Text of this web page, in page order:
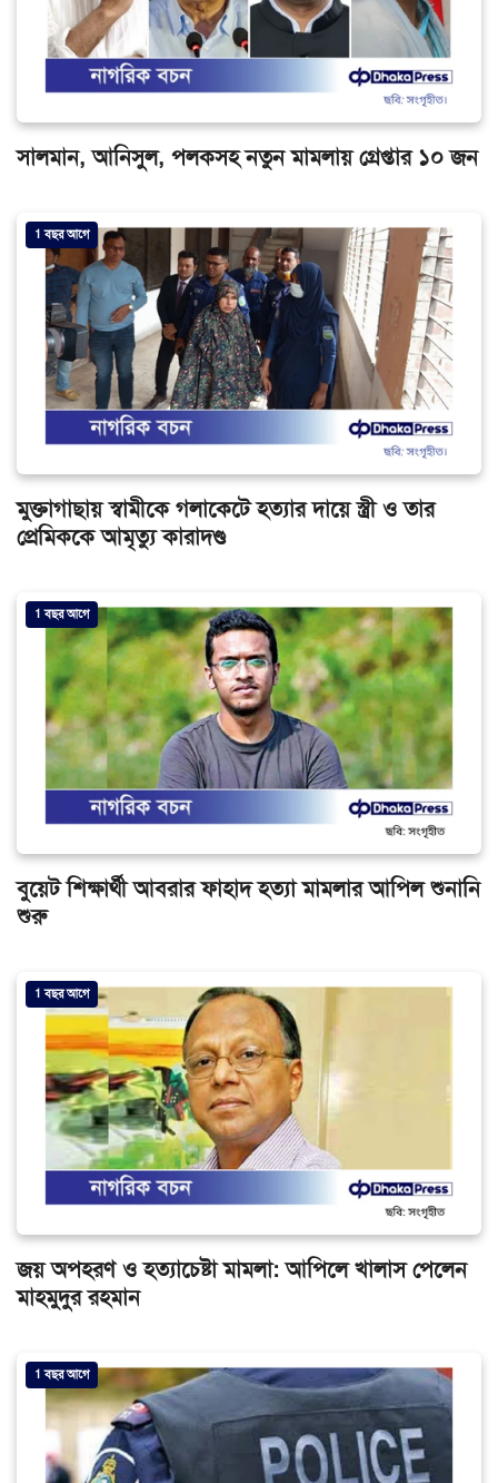
সালমান, আনিসুল, পলকসহ নতুন মামলায় গ্রেপ্তার ১০ জন
1 বছর আগে
মুক্তাগাছায় স্বামীকে গলাকেটে হত্যার দায়ে স্ত্রী ও তার
প্রেমিককে আমৃত্যু কারাদণ্ড
1 বছর আগে
বুয়েট শিক্ষার্থী আবরার ফাহাদ হত্যা মামলার আপিল শুনানি
শুরু
1 বছর আগে
জয় অপহরণ ও হত্যাচেষ্টা মামলা: আপিলে খালাস পেলেন
মাহমুদুর রহমান
1 বছর আগে